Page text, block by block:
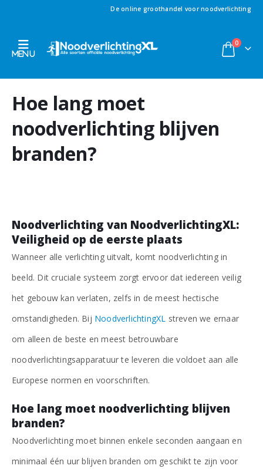
De online groothandel voor noodverlichting
0
Hoe lang moet
noodverlichting blijven
branden?
Noodverlichting van NoodverlichtingXL:
Veiligheid op de eerste plaats
Wanneer alle verlichting uitvalt, komt noodverlichting in
beeld. Dit cruciale systeem zorgt ervoor dat iedereen veilig
het gebouw kan verlaten, zelfs in de meest hectische
omstandigheden. Bij NoodverlichtingXL streven we ernaar
om alleen de beste en meest betrouwbare
noodverlichtingsapparatuur te leveren die voldoet aan alle
Europese normen en voorschriften.
Hoe lang moet noodverlichting blijven
branden?
Noodverlichting moet binnen enkele seconden aangaan en
minimaal één uur blijven branden om geschikt te zijn voor